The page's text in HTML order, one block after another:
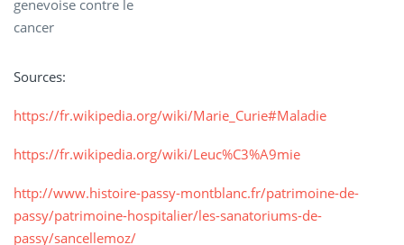
genevoise contre le
cancer
Sources:
https://fr.wikipedia.org/wiki/Marie_Curie#Maladie
https://fr.wikipedia.org/wiki/Leuc%C3%A9mie
http://www.histoire-passy-montblanc.fr/patrimoine-de-
passy/patrimoine-hospitalier/les-sanatoriums-de-
passy/sancellemoz/